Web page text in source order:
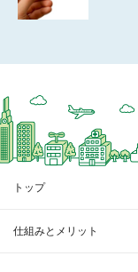
トップ
仕組みとメリット